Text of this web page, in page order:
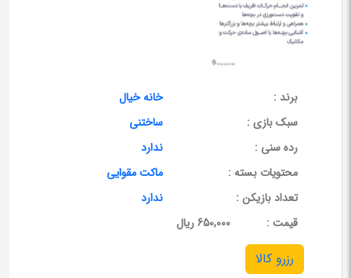
برند :
خانه خیال
سبک بازی :
ساختنی
رده سنی :
ندارد
محتویات بسته :
ماکت مقوایی
تعداد بازیکن :
ندارد
قيمت :
650,000 ریال
رزرو کالا